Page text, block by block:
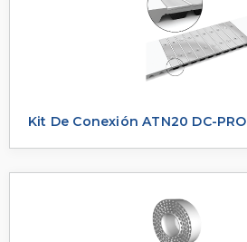
Kit De Conexión ATN20 DC-PRO